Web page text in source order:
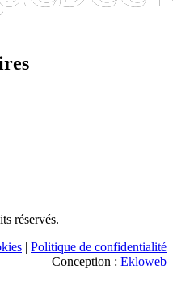
réservés.
| Politique de confidentialité
Conception : Ekloweb